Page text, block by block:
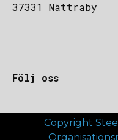
37331 Nättraby
Följ oss
Copyright